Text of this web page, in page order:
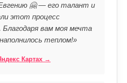
🤗 — его талант и
этот процесс
вам моя мечта
теплом!»
Картах →